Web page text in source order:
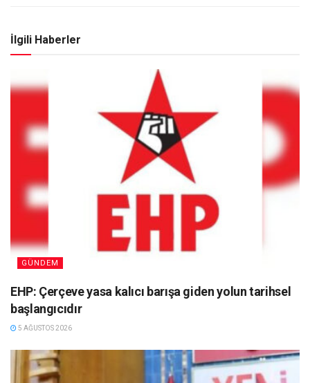
İlgili Haberler
GÜNDEM
EHP: Çerçeve yasa kalıcı barışa giden yolun tarihsel
başlangıcıdır
5 AĞUSTOS 2026